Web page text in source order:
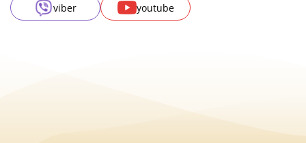
viber
youtube